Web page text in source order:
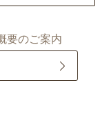
要のご案内